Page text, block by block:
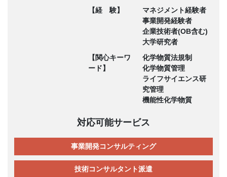
【経 験】
マネジメント経験者
事業開発経験者
企業技術者(OB含む)
大学研究者
【関心キーワ
ード】
化学物質法規制
化学物質管理
ライフサイエンス研
究管理
機能性化学物質
対応可能サービス
事業開発コンサルティング
技術コンサルタント派遣